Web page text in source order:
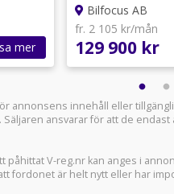
mer
Bilfocus AB
fr. 2 105 kr/mån
129 900 kr
annonsens innehåll eller
ansvarar för att de
påhittat V-reg.nr kan anges i
fordonet är helt nytt eller har